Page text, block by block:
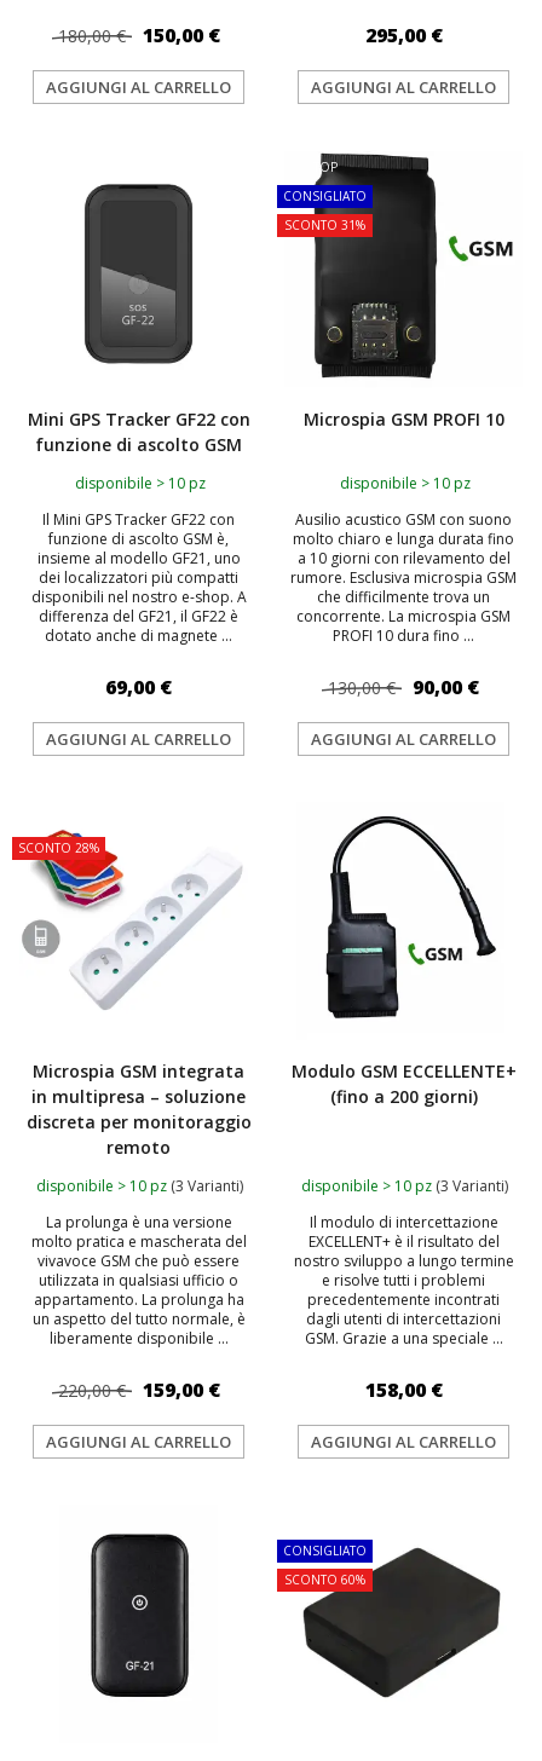
180,00 € 150,00 €
AGGIUNGI AL CARRELLO
295,00 €
AGGIUNGI AL CARRELLO
Mini GPS Tracker GF22 con
funzione di ascolto GSM
disponibile > 10 pz
Il Mini GPS Tracker GF22 con
funzione di ascolto GSM è,
insieme al modello GF21, uno
dei localizzatori più compatti
disponibili nel nostro e-shop. A
differenza del GF21, il GF22 è
dotato anche di magnete ...
69,00 €
AGGIUNGI AL CARRELLO
TOP
CONSIGLIATO
SCONTO 31%
Microspia GSM PROFI 10
disponibile > 10 pz
Ausilio acustico GSM con suono
molto chiaro e lunga durata fino
a 10 giorni con rilevamento del
rumore. Esclusiva microspia GSM
che difficilmente trova un
concorrente. La microspia GSM
PROFI 10 dura fino ...
130,00 € 90,00 €
AGGIUNGI AL CARRELLO
SCONTO 28%
Microspia GSM integrata
in multipresa – soluzione
discreta per monitoraggio
remoto
disponibile > 10 pz (3 Varianti)
La prolunga è una versione
molto pratica e mascherata del
vivavoce GSM che può essere
utilizzata in qualsiasi ufficio o
appartamento. La prolunga ha
un aspetto del tutto normale, è
liberamente disponibile ...
220,00 € 159,00 €
AGGIUNGI AL CARRELLO
Modulo GSM ECCELLENTE+
(fino a 200 giorni)
disponibile > 10 pz (3 Varianti)
Il modulo di intercettazione
EXCELLENT+ è il risultato del
nostro sviluppo a lungo termine
e risolve tutti i problemi
precedentemente incontrati
dagli utenti di intercettazioni
GSM. Grazie a una speciale ...
158,00 €
AGGIUNGI AL CARRELLO
CONSIGLIATO
SCONTO 60%